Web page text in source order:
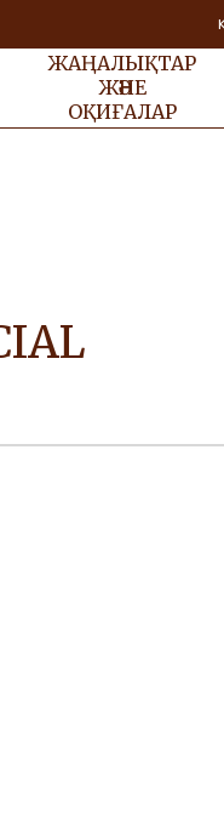
ЖАҢАЛЫҚТАР
ЖӘНЕ
ОҚИҒАЛАР